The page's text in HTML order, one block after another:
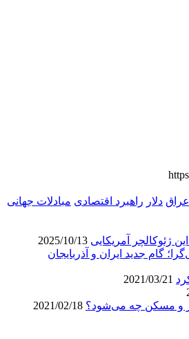
دلار راهبرد اقتصادی مبادلات جهانی
ژئوکالچر آمریکایی
گام جدید ایران و آذربایجان
ارز و مسکن چه می‌شود؟